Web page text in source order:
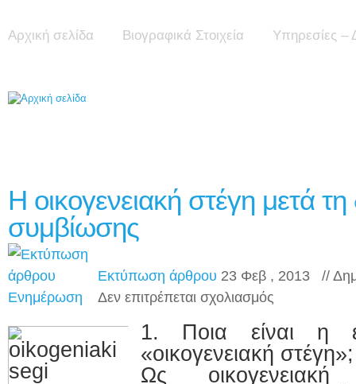
Αρχική σελίδα Βιογραφικά Στοιχεία Υπηρεσίες –
Η οικογενειακή στέγη μετά
συμβίωσης
Εκτύπωση άρθρου 23 Φεβ , 2013 //
Ενημέρωση
Δεν επιτρέπεται σχολιασμός
στέγη
διακοπή
1. Ποια είναι η
«οικογενειακή στέγη»;
Ως οικογενειακή